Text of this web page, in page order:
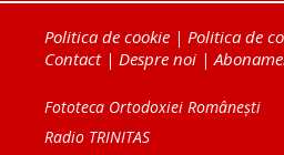
Politica de cookie | Politica de
Contact| Despre noi |
Fototeca Ortodoxiei Românești
Radio TRINITAS